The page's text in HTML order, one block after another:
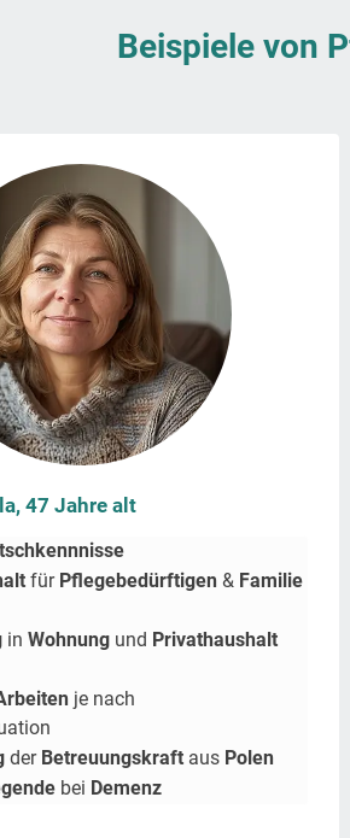
Beispiele von
47 Jahre alt
für Pflegebedürftigen & Familie
in Wohnung und Privathaushalt
je nach
der Betreuungskraft aus Polen
bei Demenz